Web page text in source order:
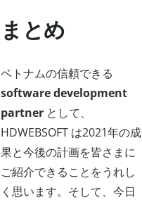
まとめ
ベトナムの信頼できる
software development
partner として、
HDWEBSOFT は2021年の成
果と今後の計画を皆さまに
ご紹介できることをうれし
く思います。そして、今日